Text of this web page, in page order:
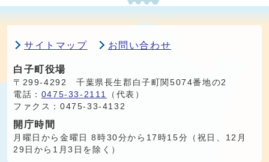
サイトマップ お問い合わせ
白子町役場
〒299-4292 千葉県長生郡白子町関5074番地の2
電話： 0475-33-2111
（代表）
ファクス：0475-33-4132
開庁時間
月曜日から金曜日 8時30分から17時15分（祝日、12月
29日から1月3日を除く）